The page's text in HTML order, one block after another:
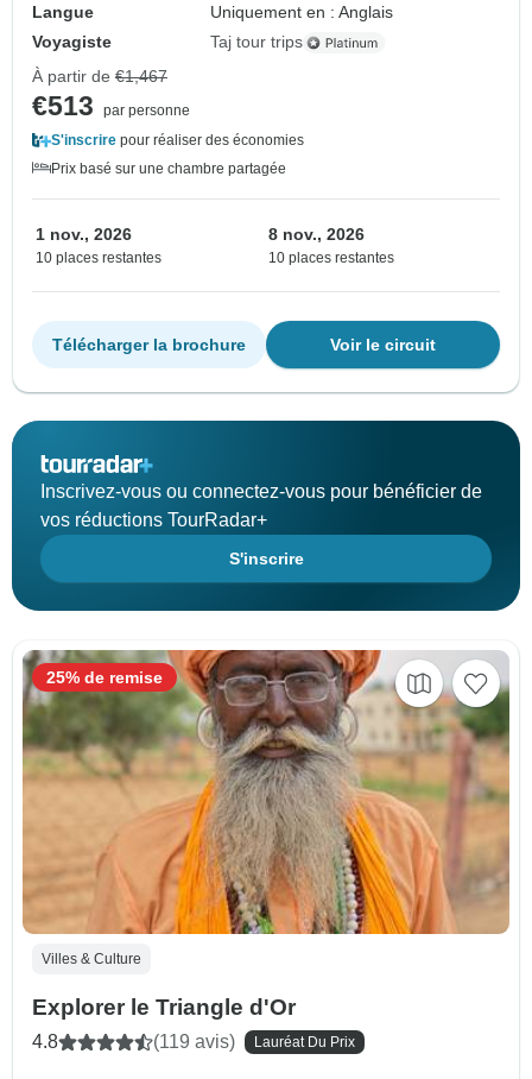
Langue
Uniquement en : Anglais
Voyagiste
Taj tour trips
À partir de €1,467
€513
par personne
S'inscrire pour réaliser des économies
Prix basé sur une chambre partagée
1 nov., 2026
10 places restantes
8 nov., 2026
10 places restantes
Voir le circuit
Télécharger la brochure
Inscrivez-vous ou connectez-vous pour bénéficier de
vos réductions TourRadar+
S'inscrire
Villes & Culture
Explorer le Triangle d'Or
4.8 (119 avis) Lauréat Du Prix
25% de remise